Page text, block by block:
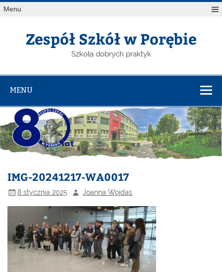
Menu
Zespół Szkół w Porębie
Szkoła dobrych praktyk
MENU
IMG-20241217-WA0017
8 stycznia 2025 Joanna Wojdas